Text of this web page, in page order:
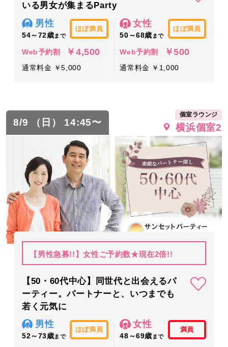
いる男女が集まるParty
男性
54～72歳まで
ほぼ満員
Web予約割 ￥4,500
通常料金 ￥5,000
女性
50～68歳 まで
ほぼ満員
Web予約割 ￥500
通常料金 ￥1,000
8/9 （日） 14:45〜
個室ラウンジ
横浜個室2
【男性急募!!】女性ご予約数★現在2倍!!
【50・60代中心】同世代と出会えるパ
ーティー。パートナーと、いつまでも
若く元気に
男性
52～73歳まで
ほぼ満員
女性
48～69歳 まで
満員